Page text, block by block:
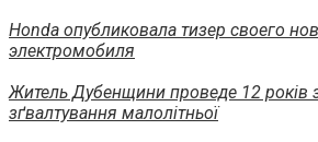
Honda опубликовала тизер своего
электромобиля
Житель Дубенщини проведе 12 років
зґвалтування малолітньої